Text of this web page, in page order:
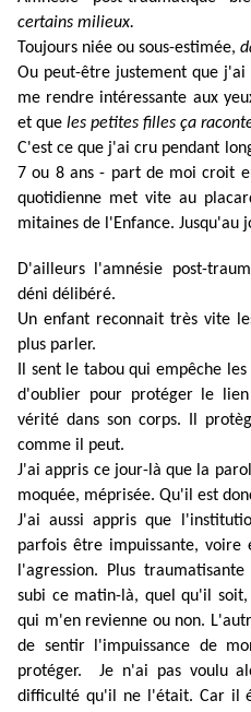
certains milieux.
Toujours niée ou sous-estimée,
Ou peut-être justement que
me rendre intéressante aux
et que les petites filles ça
C'est ce que j'ai cru pendant
7 ou 8 ans - part de moi croit
quotidienne met vite au
mitaines de l'Enfance. Jusqu'au
D'ailleurs l'amnésie post-
déni délibéré.
Un enfant reconnait très vite
plus parler.
Il sent le tabou qui empêche
d'oublier pour protéger le
vérité dans son corps. Il
comme il peut.
J'ai appris ce jour-là que la
moquée, méprisée. Qu'il est
J'ai aussi appris que
parfois être impuissante, voire
l'agression. Plus
subi ce matin-là, quel qu'il
qui m'en revienne ou non.
de sentir l'impuissance de
protéger. Je n'ai pas voulu
difficulté qu'il ne l'était. Car il